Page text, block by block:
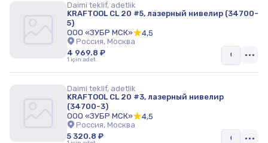
Daimi teklif, adetlik
KRAFTOOL CL 20 #5, лазерный нивелир (34700-
5)
ООО «ЗУБР МСК»
4,5
Россия, Москва
4 969.8 ₽
1 için adet.
Daimi teklif, adetlik
KRAFTOOL CL 20 #3, лазерный нивелир
(34700-3)
ООО «ЗУБР МСК»
4,5
Россия, Москва
5 320.8 ₽